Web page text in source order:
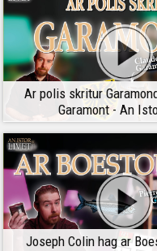
Ar polis skritur
Garamont - An
Joseph Colin hag ar